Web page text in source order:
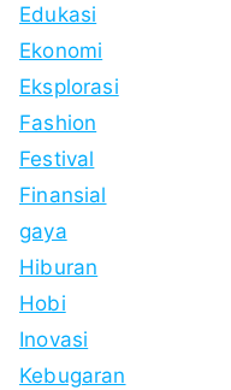
Edukasi
Ekonomi
Eksplorasi
Fashion
Festival
Finansial
gaya
Hiburan
Hobi
Inovasi
Kebugaran